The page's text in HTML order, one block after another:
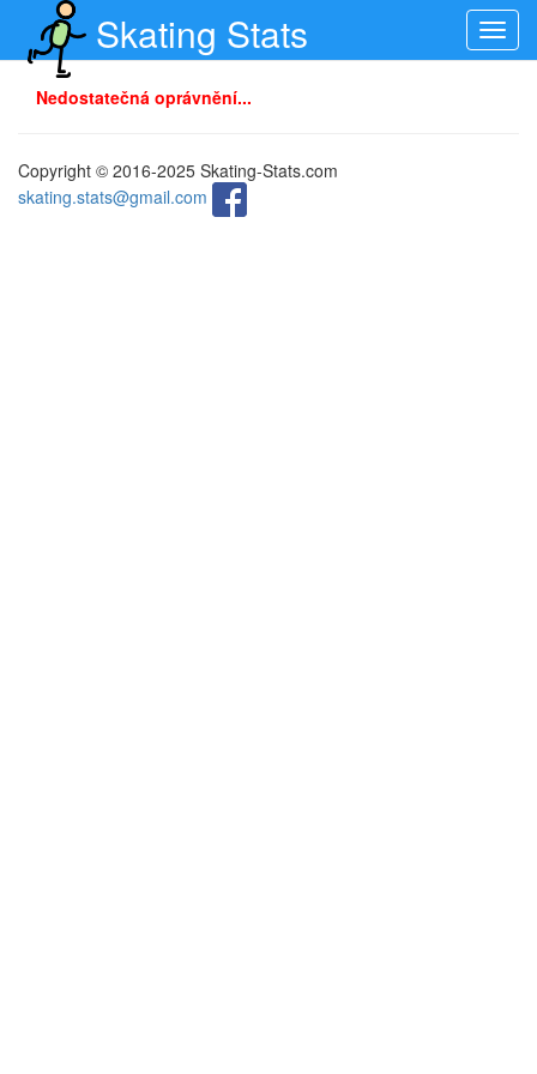
Skating Stats
Nedostatečná oprávnění...
Copyright © 2016-2025 Skating-Stats.com
skating.stats@gmail.com